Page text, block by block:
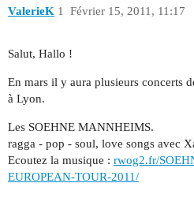
ValerieK Février 15, 2011, 11:17
1
Salut, Hallo !
En mars il y aura plusieurs concerts
à Lyon.
Les SOEHNE MANNHEIMS.
ragga - pop - soul, love songs avec
Ecoutez la musique : rwog2.fr/
EUROPEAN-TOUR-2011/